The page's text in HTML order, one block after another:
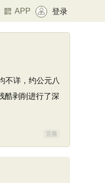
APP 登录
不详，约公元八
酷剥削进行了深
完善